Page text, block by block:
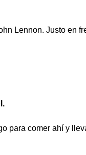
Lennon. Justo en
para comer ahí y